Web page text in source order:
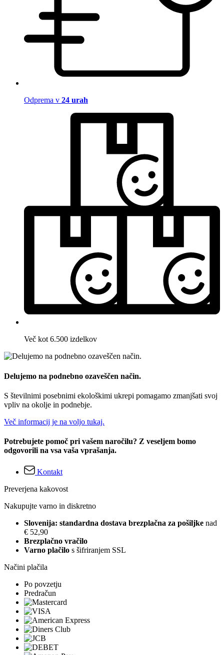
Odprema v 24 urah
Več kot 6.500 izdelkov
Delujemo na podnebno ozaveščen način.
S številnimi posebnimi ekološkimi ukrepi pomagamo zmanjšati svoj
vpliv na okolje in podnebje.
Več informacij je na voljo tukaj.
Potrebujete pomoč pri vašem naročilu? Z veseljem bomo
odgovorili na vsa vaša vprašanja.
Kontakt
Preverjena kakovost
Nakupujte varno in diskretno
Slovenija: standardna dostava brezplačna za pošiljke nad
€ 52,90
Brezplačno vračilo
Varno plačilo s šifriranjem SSL
Načini plačila
Po povzetju
Predračun